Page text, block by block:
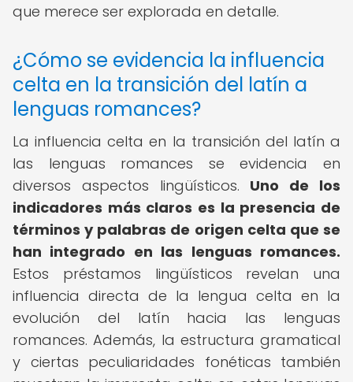
que merece ser explorada en detalle.
¿Cómo se evidencia la influencia
celta en la transición del latín a
lenguas romances?
La influencia celta en la transición del latín a
las lenguas romances se evidencia en
diversos aspectos lingüísticos. Uno de los
indicadores más claros es la presencia de
términos y palabras de origen celta que se
han integrado en las lenguas romances.
Estos préstamos lingüísticos revelan una
influencia directa de la lengua celta en la
evolución del latín hacia las lenguas
romances. Además, la estructura gramatical
y ciertas peculiaridades fonéticas también